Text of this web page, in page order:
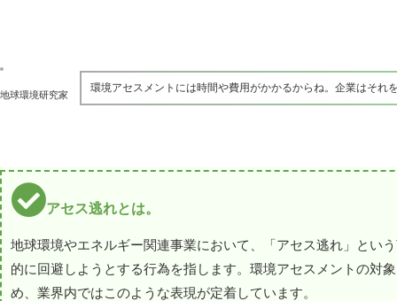
地球環境研究家
環境アセスメントには時間や費用がかかるからね。企業はそれ
アセス逃れとは。
地球環境やエネルギー関連事業において、「アセス逃れ」とい
的に回避しようとする行為を指します。環境アセスメントの対
め、業界内ではこのような表現が定着しています。